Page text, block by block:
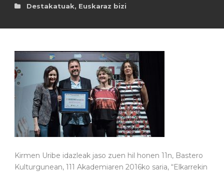
Destakatuak, Euskaraz bizi
Kirmen Uribe idazleak jaso zuen hil honen 11n, Bastero
Kulturgunean, 111 Akademiaren 2016ko saria, “Elkarrekin